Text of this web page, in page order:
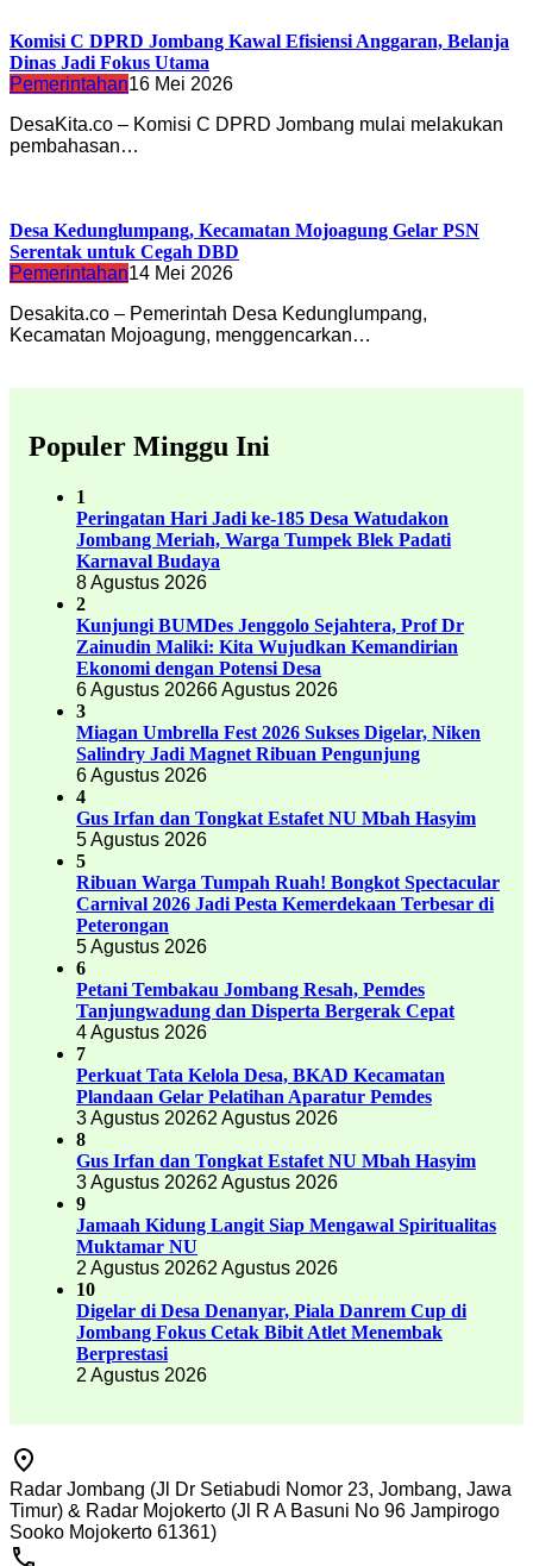
Komisi C DPRD Jombang Kawal Efisiensi Anggaran, Belanja
Dinas Jadi Fokus Utama
Pemerintahan16 Mei 2026
DesaKita.co – Komisi C DPRD Jombang mulai melakukan
pembahasan…
Desa Kedunglumpang, Kecamatan Mojoagung Gelar PSN
Serentak untuk Cegah DBD
Pemerintahan14 Mei 2026
Desakita.co – Pemerintah Desa Kedunglumpang,
Kecamatan Mojoagung, menggencarkan…
Populer Minggu Ini
1
Peringatan Hari Jadi ke-185 Desa Watudakon
Jombang Meriah, Warga Tumpek Blek Padati
Karnaval Budaya
8 Agustus 2026
2
Kunjungi BUMDes Jenggolo Sejahtera, Prof Dr
Zainudin Maliki: Kita Wujudkan Kemandirian
Ekonomi dengan Potensi Desa
6 Agustus 20266 Agustus 2026
3
Miagan Umbrella Fest 2026 Sukses Digelar, Niken
Salindry Jadi Magnet Ribuan Pengunjung
6 Agustus 2026
4
Gus Irfan dan Tongkat Estafet NU Mbah Hasyim
5 Agustus 2026
5
Ribuan Warga Tumpah Ruah! Bongkot Spectacular
Carnival 2026 Jadi Pesta Kemerdekaan Terbesar di
Peterongan
5 Agustus 2026
6
Petani Tembakau Jombang Resah, Pemdes
Tanjungwadung dan Disperta Bergerak Cepat
4 Agustus 2026
7
Perkuat Tata Kelola Desa, BKAD Kecamatan
Plandaan Gelar Pelatihan Aparatur Pemdes
3 Agustus 20262 Agustus 2026
8
Gus Irfan dan Tongkat Estafet NU Mbah Hasyim
3 Agustus 20262 Agustus 2026
9
Jamaah Kidung Langit Siap Mengawal Spiritualitas
Muktamar NU
2 Agustus 20262 Agustus 2026
10
Digelar di Desa Denanyar, Piala Danrem Cup di
Jombang Fokus Cetak Bibit Atlet Menembak
Berprestasi
2 Agustus 2026
Radar Jombang (Jl Dr Setiabudi Nomor 23, Jombang, Jawa
Timur) & Radar Mojokerto (Jl R A Basuni No 96 Jampirogo
Sooko Mojokerto 61361)